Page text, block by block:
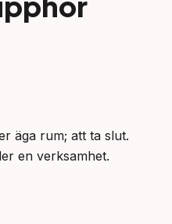
äga rum; att ta slut.
en verksamhet.